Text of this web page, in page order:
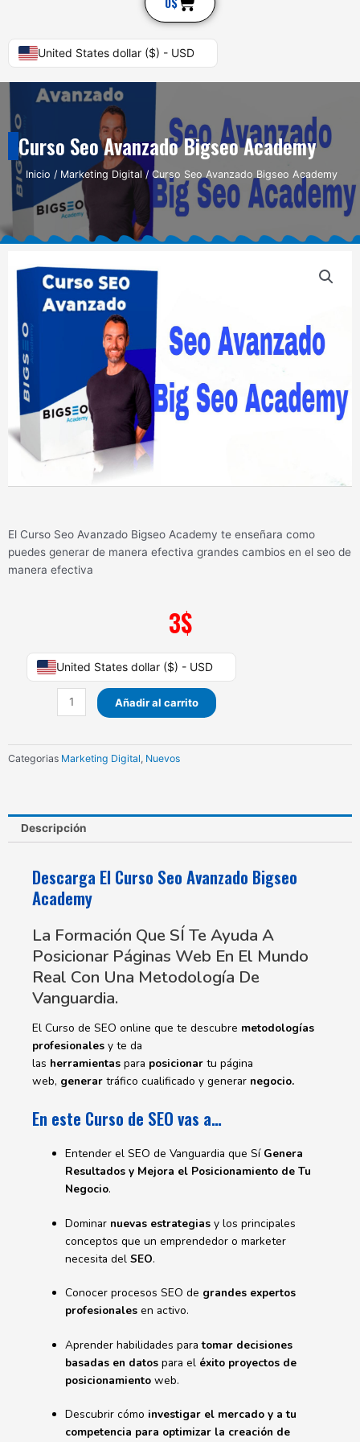
United States dollar ($) - USD
Curso Seo Avanzado Bigseo Academy
Inicio / Marketing Digital/ Curso Seo Avanzado Bigseo Academy
El Curso Seo Avanzado Bigseo Academy te enseñara como
puedes generar de manera efectiva grandes cambios en el seo de
manera efectiva
3$
United States dollar ($) - USD
Curso
Seo
Avanzado
Bigseo
cantidad
Añadir al carrito
Categorias Marketing Digital, Nuevos
Descripción
Descarga El Curso Seo Avanzado Bigseo
Academy
La Formación Que SÍ Te Ayuda A
Posicionar Páginas Web En El Mundo
Real Con Una Metodología De
Vanguardia.
El Curso de SEO online que te descubre metodologías
profesionales y te da
las herramientas para posicionar tu página
web, generar tráfico cualificado y generar negocio.
En este Curso de SEO vas a…
Entender el SEO de Vanguardia que Sí Genera
Resultados y Mejora el Posicionamiento de Tu
Negocio.
Dominar nuevas estrategias y los principales
conceptos que un emprendedor o marketer
necesita del SEO.
Conocer procesos SEO de grandes expertos
profesionales en activo.
Aprender habilidades paratomar decisiones
basadas en datos para el éxito proyectos de
posicionamiento web.
Descubrir cómo investigar el mercado y a tu
competencia para optimizar la creación de